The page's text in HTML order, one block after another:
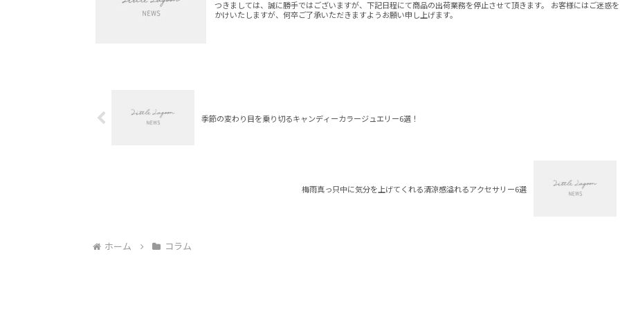
つきましては、誠に勝手ではございますが、下記日程にて商品の出荷業務を停止させて頂きます。 お客様にはご迷惑
かけいたしますが、何卒ご了承いただきますようお願い申し上げます。
季節の変わり目を乗り切るキャンディーカラージュエリー6選！
梅雨真っ只中に気分を上げてくれる清涼感溢れるアクセサリー6選
ホーム コラム